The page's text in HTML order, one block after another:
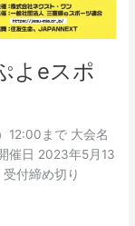
よeスポ
12:00まで 大会名
催日 2023年5月13
付締め切り